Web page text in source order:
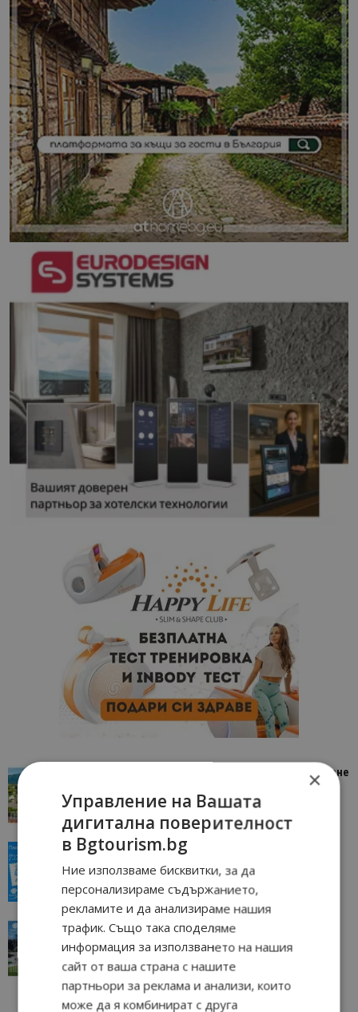
“Пощенска картичка от…”: Петрич – Изживяване
Петрич 11/07/2026 11:22
“Пощенска картичка от…”: Пловдив, градът на
всички времена
23/06/2026 10:00
“Пощенска картичка от…”: Перник – град на
17/06/2026 09:01
×
Управление на Вашата
дигитална поверителност
в Bgtourism.bg
Ние използваме бисквитки, за да
персонализираме съдържанието,
рекламите и да анализираме нашия
трафик. Също така споделяме
информация за използването на нашия
сайт от ваша страна с нашите
партньори за реклама и анализи, които
може да я комбинират с друга